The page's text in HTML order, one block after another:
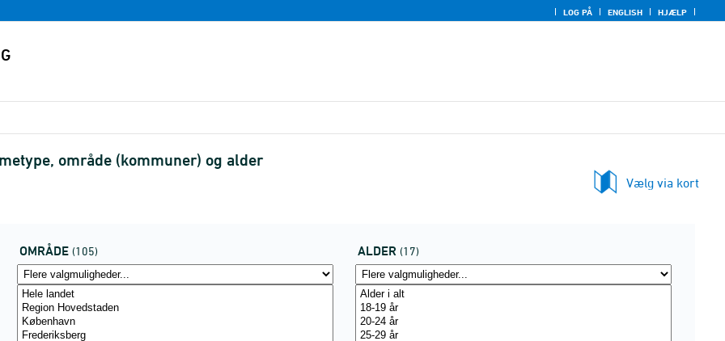
LOG PÅ ENGLISH HJÆLP
område (kommuner) og alder
Vælg via kort
OMRÅDE (105) ALDER (17)